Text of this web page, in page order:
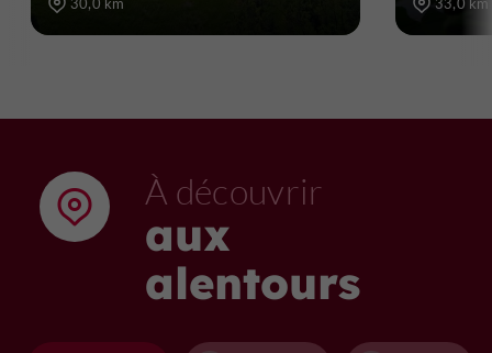
À découvrir
aux
alentours